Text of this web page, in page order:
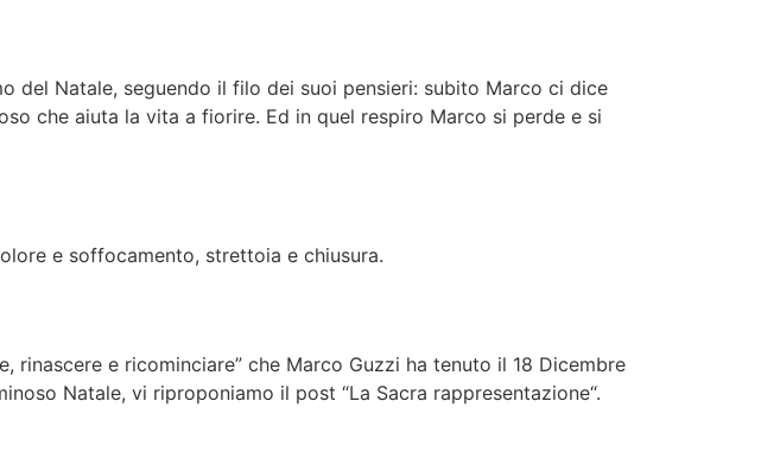
del Natale, seguendo il filo dei suoi pensieri: subito Marco ci dice
che aiuta la vita a fiorire. Ed in quel respiro Marco si perde e si
e soffocamento, strettoia e chiusura.
rinascere e ricominciare” che Marco Guzzi ha tenuto il 18 Dicembre
Natale, vi riproponiamo il post “La Sacra rappresentazione“.